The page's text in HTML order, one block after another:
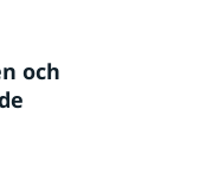
och